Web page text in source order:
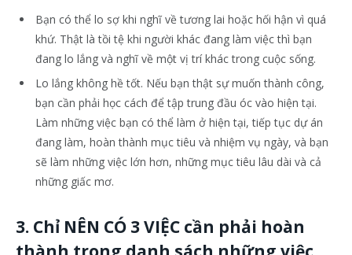
Bạn có thể lo sợ khi nghĩ về tương lai hoặc hối hận vì quá
khứ. Thật là tồi tệ khi người khác đang làm việc thì bạn
đang lo lắng và nghĩ về một vị trí khác trong cuộc sống.
Lo lắng không hề tốt. Nếu bạn thật sự muốn thành công,
bạn cần phải học cách để tập trung đầu óc vào hiện tại.
Làm những việc bạn có thể làm ở hiện tại, tiếp tục dự án
đang làm, hoàn thành mục tiêu và nhiệm vụ ngày, và bạn
sẽ làm những việc lớn hơn, những mục tiêu lâu dài và cả
những giấc mơ.
3. Chỉ NÊN CÓ 3 VIỆC cần phải hoàn